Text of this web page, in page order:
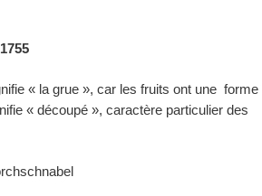
« la grue », car les fruits ont une forme
« découpé », caractère particulier des